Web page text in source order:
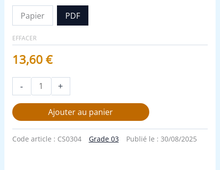
Papier PDF
EFFACER
13,60€
- +
Ajouter au panier
Code article : CS0304 Grade 03 Publié le : 30/08/2025